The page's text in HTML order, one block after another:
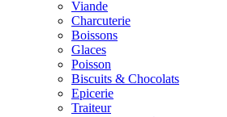
Viande
Charcuterie
Boissons
Glaces
Poisson
Biscuits & Chocolats
Epicerie
Traiteur